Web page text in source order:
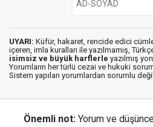
UYARI: Küfür, hakaret, rencide edici
içeren, imla kuralları ile yazılmamış,
isimsiz ve büyük harflerle yazılmış
Yorumların her türlü cezai ve hukuki
Sistem yapılan yorumlardan sorumlu
Önemli not: Yorum ve